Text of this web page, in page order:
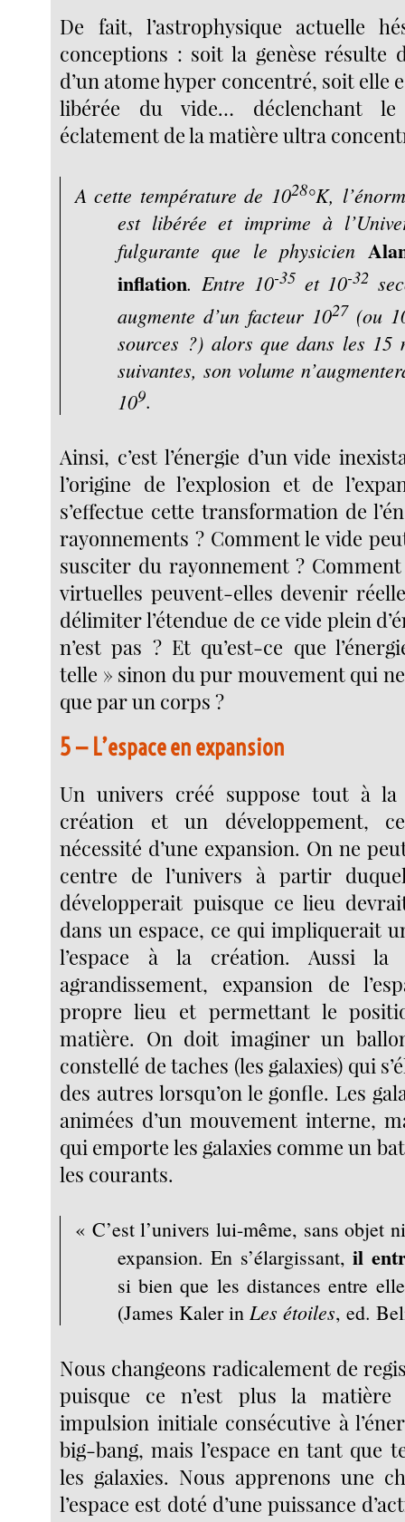
De fait, l’astrophysique actuelle
conceptions : soit la genèse résulte
d’un atome hyper concentré, soit elle
libérée du vide… déclenchant
éclatement de la matière ultra
A cette température de 1028°K,
est libérée et imprime à
fulgurante que le physicien
inflation. Entre 10-35et 10-32
augmente d’un facteur 1027(ou
sources ?) alors que dans les 15
suivantes, son volume
109.
Ainsi, c’est l’énergie d’un vide
l’origine de l’explosion et de
s’effectue cette transformation de
rayonnements ? Comment le vide
susciter du rayonnement ?
virtuelles peuvent-elles devenir
délimiter l’étendue de ce vide plein
n’est pas ? Et qu’est-ce que
telle » sinon du pur mouvement qui
que par un corps ?
5 — L’espace en expansion
Un univers créé suppose tout à
création et un développement,
nécessité d’une expansion. On ne
centre de l’univers à partir
développerait puisque ce lieu
dans un espace, ce qui impliquerait
l’espace à la création. Aussi la
agrandissement, expansion de
propre lieu et permettant le
matière. On doit imaginer un
constellé de taches (les galaxies) qui
des autres lorsqu’on le gonfle. Les
animées d’un mouvement interne,
qui emporte les galaxies comme un
les courants.
« C’est l’univers lui-même, sans objet
expansion. En s’élargissant,il
si bien que les distances entre
(James Kaler in Les étoiles, ed.
Nous changeons radicalement de
puisque ce n’est plus la
impulsion initiale consécutive à
big-bang, mais l’espace en tant que
les galaxies. Nous apprenons une
l’espace est doté d’une puissance